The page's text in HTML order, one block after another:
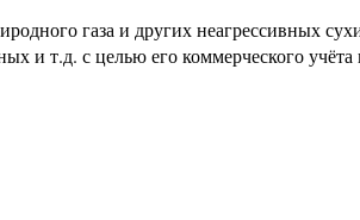
газа и других неагрессивных
и т.д. с целью его коммерческого учёта